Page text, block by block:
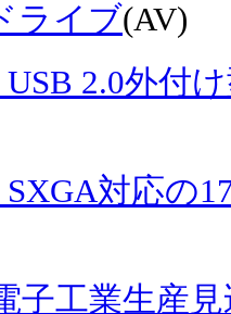
ライブ(AV)
2.0外付
対応の
子工業生産